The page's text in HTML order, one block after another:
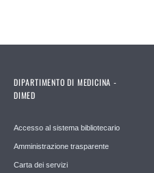
DIPARTIMENTO DI MEDICINA -
DIMED
Accesso al sistema bibliotecario
Amministrazione trasparente
Carta dei servizi